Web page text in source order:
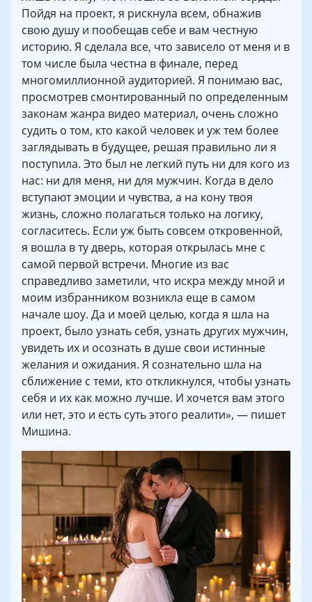
Пойдя на проект, я рискнула всем, обнажив
свою душу и пообещав себе и вам честную
историю. Я сделала все, что зависело от меня и в
том числе была честна в финале, перед
многомиллионной аудиторией. Я понимаю вас,
просмотрев смонтированный по определенным
законам жанра видео материал, очень сложно
судить о том, кто какой человек и уж тем более
заглядывать в будущее, решая правильно ли я
поступила. Это был не легкий путь ни для кого из
нас: ни для меня, ни для мужчин. Когда в дело
вступают эмоции и чувства, а на кону твоя
жизнь, сложно полагаться только на логику,
согласитесь. Если уж быть совсем откровенной,
я вошла в ту дверь, которая открылась мне с
самой первой встречи. Многие из вас
справедливо заметили, что искра между мной и
моим избранником возникла еще в самом
начале шоу. Да и моей целью, когда я шла на
проект, было узнать себя, узнать других мужчин,
увидеть их и осознать в душе свои истинные
желания и ожидания. Я сознательно шла на
сближение с теми, кто откликнулся, чтобы узнать
себя и их как можно лучше. И хочется вам этого
или нет, это и есть суть этого реалити», — пишет
Мишина.